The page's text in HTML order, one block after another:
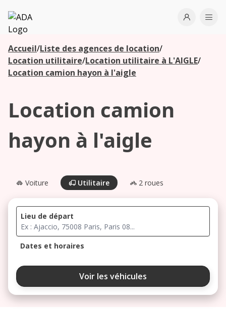
ADA
Open
Accueil/Liste des agences de location/
Location utilitaire/Location utilitaire à L'AIGLE/
Location camion hayon à l'aigle
Location camion
hayon à l'aigle
Voiture Utilitaire 2 roues
Lieu de départ
Dates et horaires
août 2026
ma me
Voir les véhicules
Les
agences à
proximité
Commencez
votre
recherche
pour voir les
proximité